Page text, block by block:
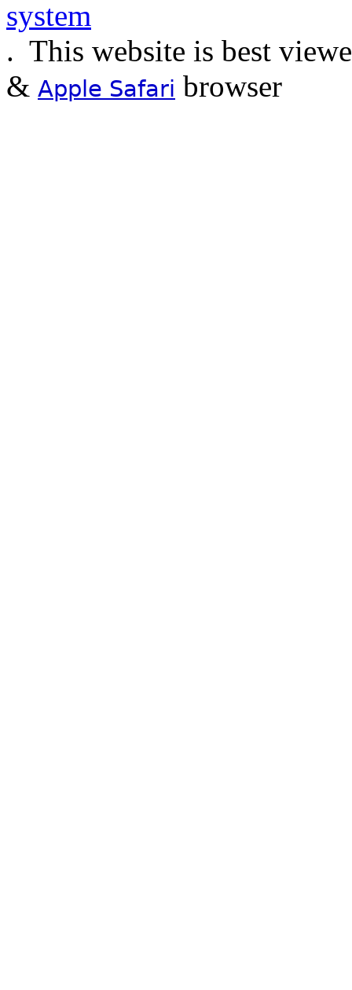
. This website is best
& Apple Safari browser